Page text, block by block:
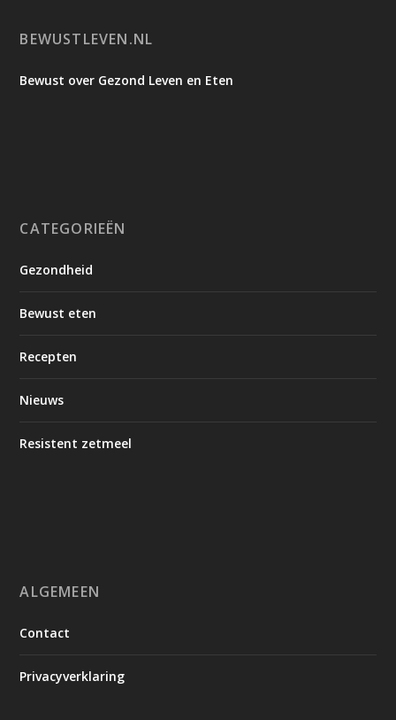
BEWUSTLEVEN.NL
Bewust over Gezond Leven en Eten
CATEGORIEËN
Gezondheid
Bewust eten
Recepten
Nieuws
Resistent zetmeel
ALGEMEEN
Contact
Privacyverklaring